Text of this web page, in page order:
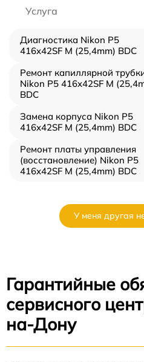
Услуга
Диагностика Nikon P5
416x42SF M (25,4mm) BDC
Ремонт капиллярной
Nikon P5 416x42SF M
BDC
Замена корпуса Nikon P5
416x42SF M (25,4mm) BDC
Ремонт платы управления
(восстановление) Nikon P5
416x42SF M (25,4mm) BDC
У меня другая
Гарантийные
сервисного
на-Дону